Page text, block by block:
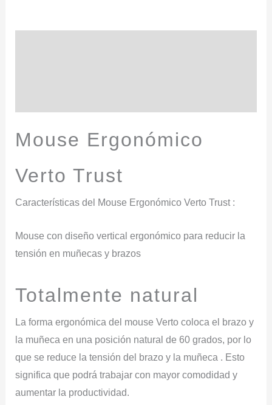
Mouse Ergonómico
Verto Trust
Características del Mouse Ergonómico Verto Trust :
Mouse con diseño vertical ergonómico para reducir la
tensión en muñecas y brazos
Totalmente natural
La forma ergonómica del mouse Verto coloca el brazo y
la muñeca en una posición natural de 60 grados, por lo
que se reduce la tensión del brazo y la muñeca . Esto
significa que podrá trabajar con mayor comodidad y
aumentar la productividad.